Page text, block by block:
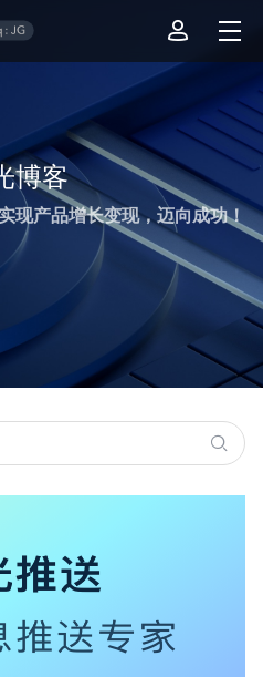
博客
现产品增长变现，迈向成功！